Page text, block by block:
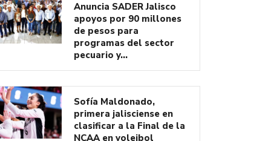
Anuncia SADER Jalisco
apoyos por 90 millones
de pesos para
programas del sector
pecuario y…
Sofía Maldonado,
primera jalisciense en
clasificar a la Final de la
NCAA en voleibol